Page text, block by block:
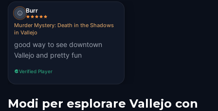
Burr
Murder Mystery: Death in the Shadows
in Vallejo
good way to see downtown
Vallejo and pretty fun
Verified Player
Modi per esplorare Vallejo con